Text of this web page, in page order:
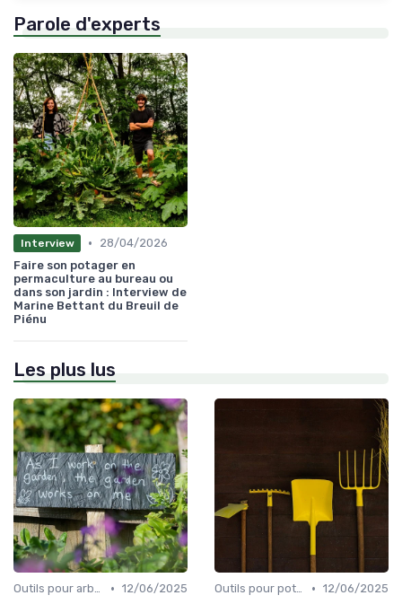
Parole d'experts
Interview •
28/04/2026
Faire son potager en
permaculture au bureau ou
dans son jardin : Interview de
Marine Bettant du Breuil de
Piénu
Les plus lus
Outils pour arbres et arbustes • 12/06/2025 Outils pour potagers • 12/06/2025